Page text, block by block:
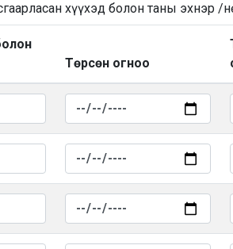
хүүхэд болон таны эхнэр /
Төрсөн огноо